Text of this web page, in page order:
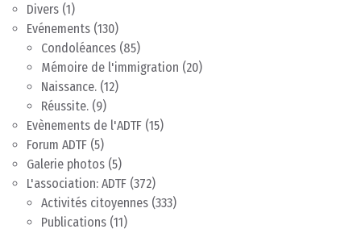
Divers (1)
Evénements (130)
Condoléances (85)
Mémoire de l'immigration (20)
Naissance. (12)
Réussite. (9)
Evènements de l'ADTF (15)
Forum ADTF (5)
Galerie photos (5)
L'association: ADTF (372)
Activités citoyennes (333)
Publications (11)